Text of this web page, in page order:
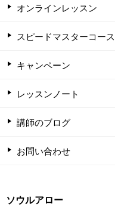
オンラインレッスン
スピードマスターコース
キャンペーン
レッスンノート
講師のブログ
お問い合わせ
ソウルアロー